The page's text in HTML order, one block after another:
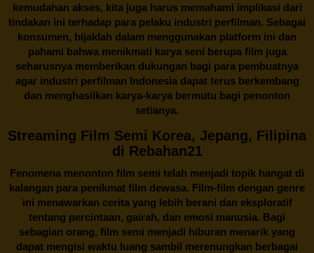
kemudahan akses, kita juga harus memahami implikasi dari
tindakan ini terhadap para pelaku industri perfilman. Sebagai
konsumen, bijaklah dalam menggunakan platform ini dan
pahami bahwa menikmati karya seni berupa film juga
seharusnya memberikan dukungan bagi para pembuatnya
agar industri perfilman Indonesia dapat terus berkembang
dan menghasilkan karya-karya bermutu bagi penonton
setianya.
Streaming Film Semi Korea, Jepang, Filipina
di Rebahan21
Fenomena menonton film semi telah menjadi topik hangat di
kalangan para penikmat film dewasa. Film-film dengan genre
ini menawarkan cerita yang lebih berani dan eksploratif
tentang percintaan, gairah, dan emosi manusia. Bagi
sebagian orang, film semi menjadi hiburan menarik yang
dapat mengisi waktu luang sambil merenungkan berbagai